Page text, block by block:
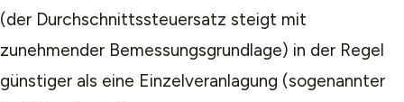
(der Durchschnittssteuersatz steigt mit
zunehmender Bemessungsgrundlage) in der Regel
günstiger als eine Einzelveranlagung (sogenannter